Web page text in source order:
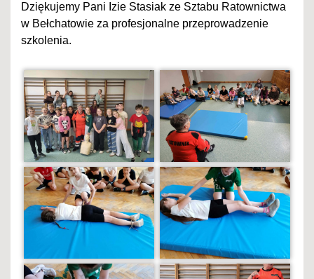
Dziękujemy Pani Izie Stasiak ze Sztabu Ratownictwa
w Bełchatowie za profesjonalne przeprowadzenie
szkolenia.